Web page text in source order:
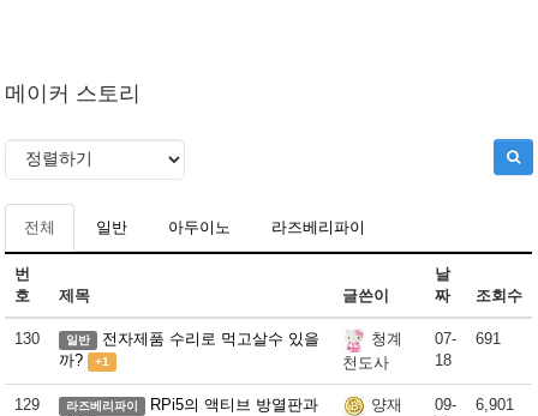
메이커 스토리
전체 일반 아두이노 라즈베리파이
번
호
제목 글쓴이
날
짜
조회수
130 일반
전자제품 수리로 먹고살수 있을
까?
+1
청계
천도사
07-
18
691
129 라즈베리파이
RPi5의 액티브 방열판과
양재
09-
6,901